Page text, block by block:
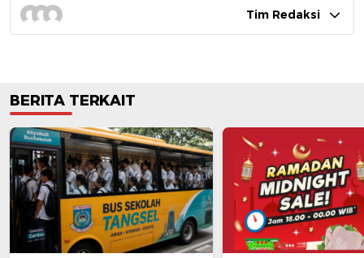
Tim Redaksi
BERITA TERKAIT